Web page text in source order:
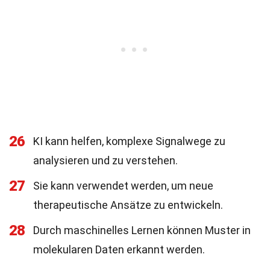
26
KI kann helfen, komplexe Signalwege zu
analysieren und zu verstehen.
27
Sie kann verwendet werden, um neue
therapeutische Ansätze zu entwickeln.
28
Durch maschinelles Lernen können Muster in
molekularen Daten erkannt werden.